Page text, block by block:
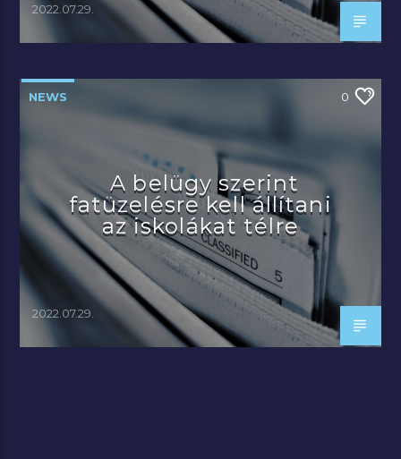
2022.07.29.
NEWS 0
A belügy szerint
fatüzelésre kell állítani
az iskolákat télre
2022.07.29.